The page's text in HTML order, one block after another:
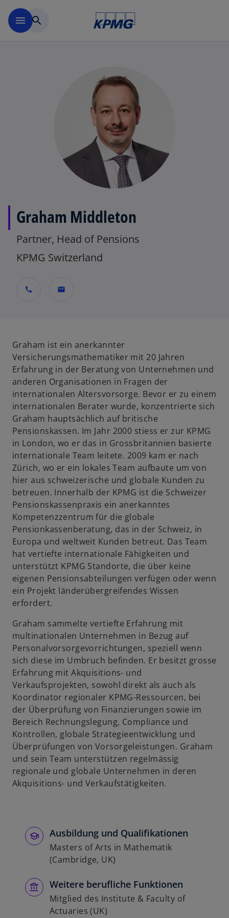
menu search
Graham Middleton
Partner, Head of Pensions
KPMG Switzerland
call mail
Graham ist ein anerkannter
Versicherungsmathematiker mit 20 Jahren
Erfahrung in der Beratung von Unternehmen und
anderen Organisationen in Fragen der
internationalen Altersvorsorge. Bevor er zu einem
internationalen Berater wurde, konzentrierte sich
Graham hauptsächlich auf britische
Pensionskassen. Im Jahr 2000 stiess er zur KPMG
in London, wo er das in Grossbritannien basierte
internationale Team leitete. 2009 kam er nach
Zürich, wo er ein lokales Team aufbaute um von
hier aus schweizerische und globale Kunden zu
betreuen. Innerhalb der KPMG ist die Schweizer
Pensionskassenpraxis ein anerkanntes
Kompetenzzentrum für die globale
Pensionkassenberatung, das in der Schweiz, in
Europa und weltweit Kunden betreut. Das Team
hat vertiefte internationale Fähigkeiten und
unterstützt KPMG Standorte, die über keine
eigenen Pensionsabteilungen verfügen oder wenn
ein Projekt länderübergreifendes Wissen
erfordert.
Graham sammelte vertiefte Erfahrung mit
multinationalen Unternehmen in Bezug auf
Personalvorsorgevorrichtungen, speziell wenn
sich diese im Umbruch befinden. Er besitzt grosse
Erfahrung mit Akquisitions- und
Verkaufsprojekten, sowohl direkt als auch als
Koordinator regionaler KPMG-Ressourcen, bei
der Überprüfung von Finanzierungen sowie im
Bereich Rechnungslegung, Compliance und
Kontrollen, globale Strategieentwicklung und
Überprüfungen von Vorsorgeleistungen. Graham
und sein Team unterstützen regelmässig
regionale und globale Unternehmen in deren
Akquisitions- und Verkaufstätigkeiten.
Ausbildung und Qualifikationen
Masters of Arts in Mathematik
(Cambridge, UK)
Weitere berufliche Funktionen
Mitglied des Institute & Faculty of
Actuaries (UK)